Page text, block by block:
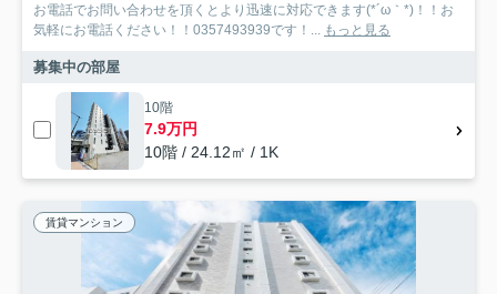
お電話でお問い合わせを頂くとより迅速に対応できます(*´ω｀*)！！お
気軽にお電話ください！！0357493939です！... もっと見る
募集中の部屋
10階
7.9万円
10階 / 24.12㎡ / 1K
賃貸マンション